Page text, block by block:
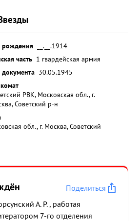
рождения
__.__.1914
часть 1 гвардейская армия
документа 30.05.1945
РВК, Московская обл., г.
Советский р-н
обл., г. Москва, Советский
Поделиться
А. Р. , работая
7-го отделения